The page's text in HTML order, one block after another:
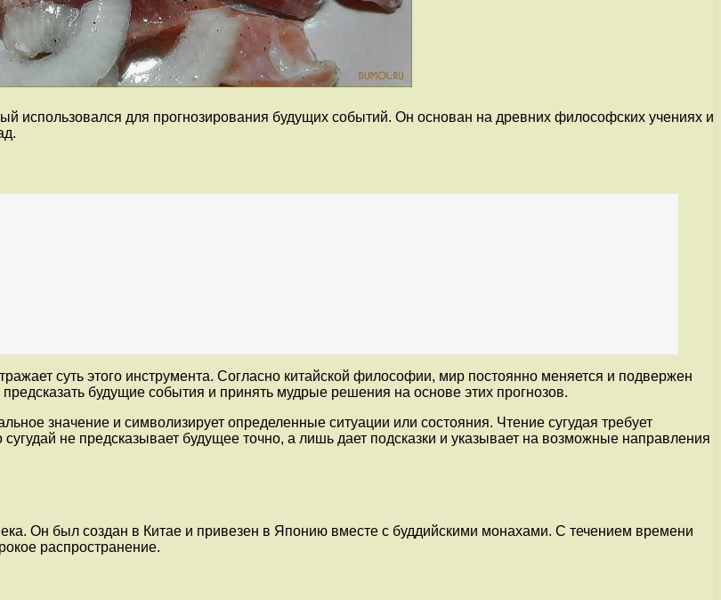
использовался для прогнозирования будущих событий. Он основан на древних философских учениях и
суть этого инструмента. Согласно китайской философии, мир постоянно меняется и подвержен
будущие события и принять мудрые решения на основе этих прогнозов.
значение и символизирует определенные ситуации или состояния. Чтение сугудая требует
не предсказывает будущее точно, а лишь дает подсказки и указывает на возможные направления
Он был создан в Китае и привезен в Японию вместе с буддийскими монахами. С течением времени
распространение.